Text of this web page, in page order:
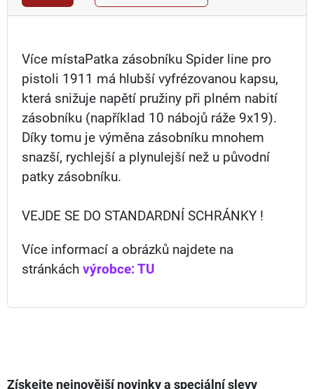
Více místaPatka zásobníku Spider line pro
pistoli 1911 má hlubší vyfrézovanou kapsu,
která snižuje napětí pružiny při plném nabití
zásobníku (například 10 nábojů ráže 9x19).
Díky tomu je výměna zásobníku mnohem
snazší, rychlejší a plynulejší než u původní
patky zásobníku.
VEJDE SE DO STANDARDNÍ SCHRÁNKY !
Více informací a obrázků najdete na
stránkách výrobce: TU
Získejte nejnovější novinky a speciální slevy